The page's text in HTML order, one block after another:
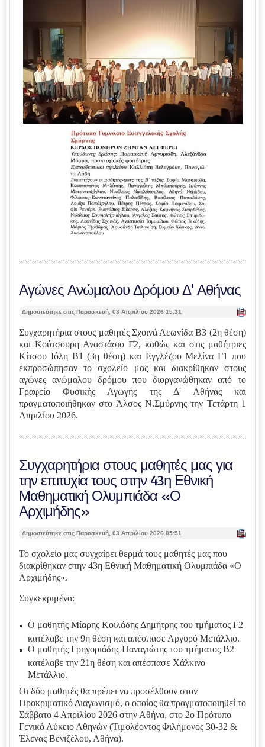
Αγώνες Ανώμαλου Δρόμου Δ' Αθήνας
| Ε
ύπ
ωσ
η |
Δημοσιεύτηκε στις Παρασκευή, 03 Απριλίου 2026 15:31
Συγχαρητήρια στους μαθητές Σχοινά Λεωνίδα Β3 (2η θέση)
και Κούτσουρη Αναστάσιο Γ2, καθώς και στις μαθήτριες
Κίτσου Ιόλη Β1 (3η θέση) και Εγγλέζου Μελίνα Γ1 που
εκπροσώπησαν το σχολείο μας και διακρίθηκαν στους
αγώνες ανώμαλου δρόμου που διοργανώθηκαν από το
Γραφείο Φυσικής Αγωγής της Δ' Αθήνας και
πραγματοποιήθηκαν στο Άλσος Ν.Σμύρνης την Τετάρτη 1
Απριλίου 2026.
Συγχαρητήρια στους μαθητές μας για
την επιτυχία τους στην 43η Εθνική
Μαθηματική Ολυμπιάδα «Ο
Αρχιμήδης»
| Ε
η |
Δημοσιεύτηκε στις Παρασκευή, 03 Απριλίου 2026 05:51
Το σχολείο μας συγχαίρει θερμά τους μαθητές μας που
διακρίθηκαν στην 43η Εθνική Μαθηματική Ολυμπιάδα «Ο
Αρχιμήδης».
Συγκεκριμένα:
Ο μαθητής Μίαρης Κοιλάδης Δημήτρης του τμήματος Γ2
κατέλαβε την 9η θέση και απέσπασε Αργυρό Μετάλλιο.
Ο μαθητής Γρηγοριάδης Παναγιώτης του τμήματος Β2
κατέλαβε την 21η θέση και απέσπασε Χάλκινο
Μετάλλιο.
Οι δύο μαθητές θα πρέπει να προσέλθουν στον
Προκριματικό Διαγωνισμό, ο οποίος θα πραγματοποιηθεί το
Σάββατο 4 Απριλίου 2026 στην Αθήνα, στο 2ο Πρότυπο
Γενικό Λύκειο Αθηνών (Τιμολέοντος Φιλήμονος 30-32 &
Έλενας Βενιζέλου, Αθήνα).